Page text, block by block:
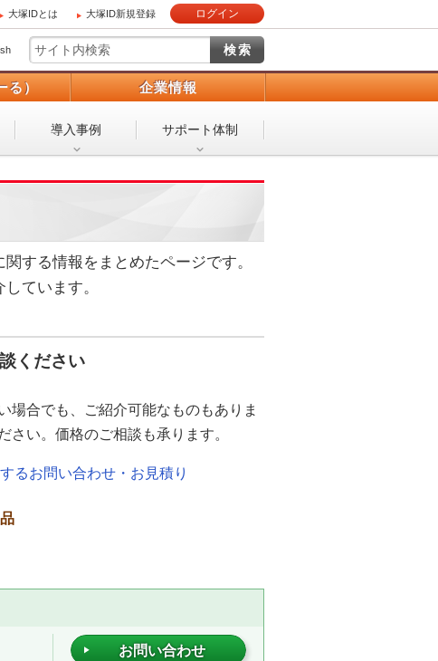
大塚IDとは 大塚ID新規登録 ログイン
る） 企業情報
導入事例 サポート体制
する情報をまとめたページです。
ています。
ください
場合でも、ご紹介可能なものもありま
さい。価格のご相談も承ります。
るお問い合わせ・お見積り
お問い合わせ